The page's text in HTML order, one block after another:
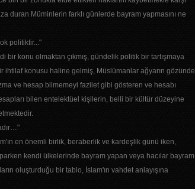
duran Müminlerin farklı günlerde bayram yapmasını ne
politiktir..."
bir konu olmaktan çıkmış, gündelik politik bir tartışmaya
ihtilaf konusu haline gelmiş, Müslümanlar ağyarın gözünde
ve hesap bilmemeyi fazilet gibi gösteren ve hesabı
bilen entelektüel kişilerin, belli bir kültür düzeyine
en önemli birlik, beraberlik ve kardeşlik günü iken,
kendi ülkelerinde bayram yapan veya hacılar bayram
oluşturduğu bir tablo, İslam'ın vahdet anlayışına